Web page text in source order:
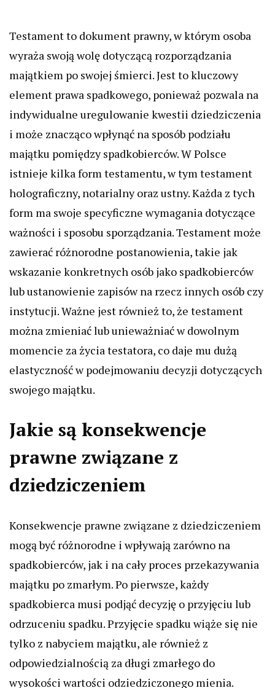
Testament to dokument prawny, w którym osoba
wyraża swoją wolę dotyczącą rozporządzania
majątkiem po swojej śmierci. Jest to kluczowy
element prawa spadkowego, ponieważ pozwala na
indywidualne uregulowanie kwestii dziedziczenia
i może znacząco wpłynąć na sposób podziału
majątku pomiędzy spadkobierców. W Polsce
istnieje kilka form testamentu, w tym testament
holograficzny, notarialny oraz ustny. Każda z tych
form ma swoje specyficzne wymagania dotyczące
ważności i sposobu sporządzania. Testament może
zawierać różnorodne postanowienia, takie jak
wskazanie konkretnych osób jako spadkobierców
lub ustanowienie zapisów na rzecz innych osób czy
instytucji. Ważne jest również to, że testament
można zmieniać lub unieważniać w dowolnym
momencie za życia testatora, co daje mu dużą
elastyczność w podejmowaniu decyzji dotyczących
swojego majątku.
Jakie są konsekwencje
prawne związane z
dziedziczeniem
Konsekwencje prawne związane z dziedziczeniem
mogą być różnorodne i wpływają zarówno na
spadkobierców, jak i na cały proces przekazywania
majątku po zmarłym. Po pierwsze, każdy
spadkobierca musi podjąć decyzję o przyjęciu lub
odrzuceniu spadku. Przyjęcie spadku wiąże się nie
tylko z nabyciem majątku, ale również z
odpowiedzialnością za długi zmarłego do
wysokości wartości odziedziczonego mienia.